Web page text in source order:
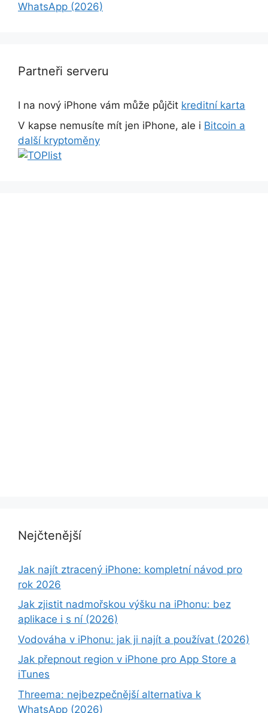
WhatsApp (2026)
Partneři serveru
I na nový iPhone vám může půjčit kreditní karta
V kapse nemusíte mít jen iPhone, ale i Bitcoin a
další kryptoměny
Nejčtenější
Jak najít ztracený iPhone: kompletní návod pro
rok 2026
Jak zjistit nadmořskou výšku na iPhonu: bez
aplikace i s ní (2026)
Vodováha v iPhonu: jak ji najít a používat (2026)
Jak přepnout region v iPhone pro App Store a
iTunes
Threema: nejbezpečnější alternativa k
WhatsApp (2026)